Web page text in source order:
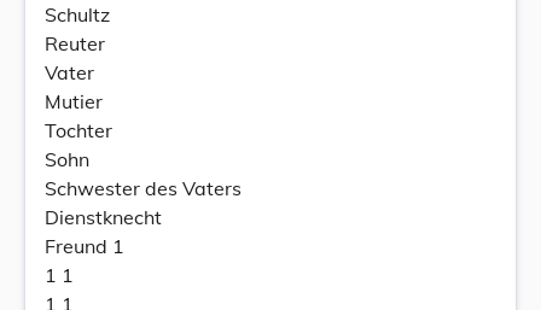
Schultz
Reuter
Vater
Mutier
Tochter
Sohn
Schwester des Vaters
Dienstknecht
Freund 1
1 1
1 1